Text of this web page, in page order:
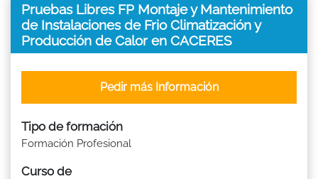
Pruebas Libres FP Montaje y Mantenimiento
de Instalaciones de Frio Climatización y
Producción de Calor en CACERES
Tipo de formación
Formación Profesional
Curso de
Pedir más Información